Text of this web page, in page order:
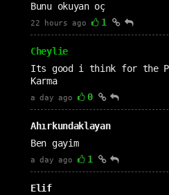
Bunu okuyan oç
22 hours ago 1
Cheylie
Its good i think for the
Karma
a day ago 0
Ahırkundaklayan
Ben gayim
a day ago 1
Elif